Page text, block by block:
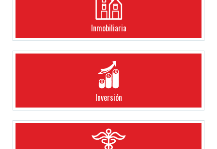
Inmobiliaria
Inversión